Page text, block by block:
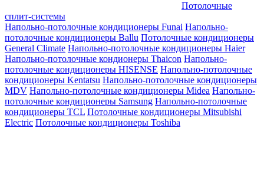
Потолочные
сплит-системы
Напольно-потолочные кондиционеры Funai Напольно-
потолочные кондиционеры Ballu Потолочные кондиционеры
General Climate Напольно-потолочные кондиционеры Haier
Напольно-потолочные кондионеры Thaicon Напольно-
потолочные кондиционеры HISENSE Напольно-потолочные
кондиционеры Kentatsu Напольно-потолочные кондиционеры
MDV Напольно-потолочные кондиционеры Midea Напольно-
потолочные кондиционеры Samsung Напольно-потолочные
кондиционеры TCL Потолочные кондиционеры Mitsubishi
Electric Потолочные кондиционеры Toshiba